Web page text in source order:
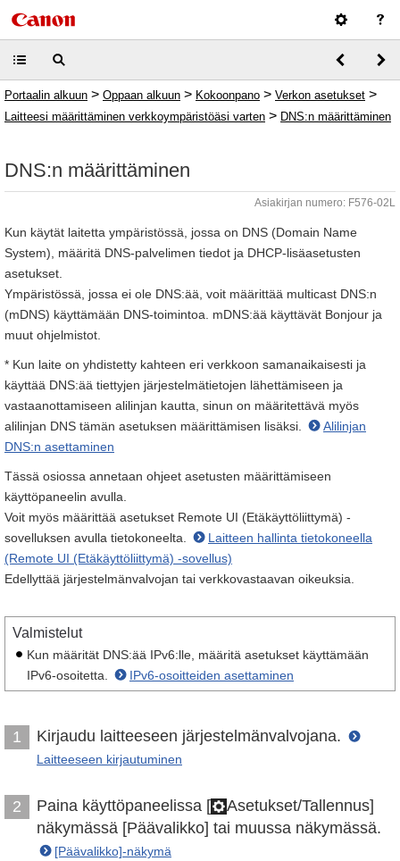
Portaalin alkuun > Oppaan alkuun > Kokoonpano > Verkon asetukset >
Laitteesi määrittäminen verkkoympäristöäsi varten > DNS:n määrittäminen
DNS:n määrittäminen
Asiakirjan numero: F576-02L
Kun käytät laitetta ympäristössä, jossa on DNS (Domain Name
System), määritä DNS-palvelimen tiedot ja DHCP-lisäasetusten
asetukset.
Ympäristössä, jossa ei ole DNS:ää, voit määrittää multicast DNS:n
(mDNS) käyttämään DNS-toimintoa. mDNS:ää käyttävät Bonjour ja
muut ohjelmistot.
* Kun laite on yhdistetty kahteen eri verkkoon samanaikaisesti ja
käyttää DNS:ää tiettyjen järjestelmätietojen lähettämiseen ja
vastaanottamiseen alilinjan kautta, sinun on määritettävä myös
alilinjan DNS tämän asetuksen määrittämisen lisäksi.
Alilinjan
DNS:n asettaminen
Tässä osiossa annetaan ohjeet asetusten määrittämiseen
käyttöpaneelin avulla.
Voit myös määrittää asetukset Remote UI (Etäkäyttöliittymä) -
sovelluksen avulla tietokoneelta.
Laitteen hallinta tietokoneella
(Remote UI (Etäkäyttöliittymä) -sovellus)
Edellyttää järjestelmänvalvojan tai verkkovastaavan oikeuksia.
Valmistelut
Kun määrität DNS:ää IPv6:lle, määritä asetukset käyttämään
IPv6-osoitetta.
IPv6-osoitteiden asettaminen
1 Kirjaudu laitteeseen järjestelmänvalvojana.
Laitteeseen kirjautuminen
2 Paina käyttöpaneelissa [
Asetukset/Tallennus]
näkymässä [Päävalikko] tai muussa näkymässä.
[Päävalikko]-näkymä